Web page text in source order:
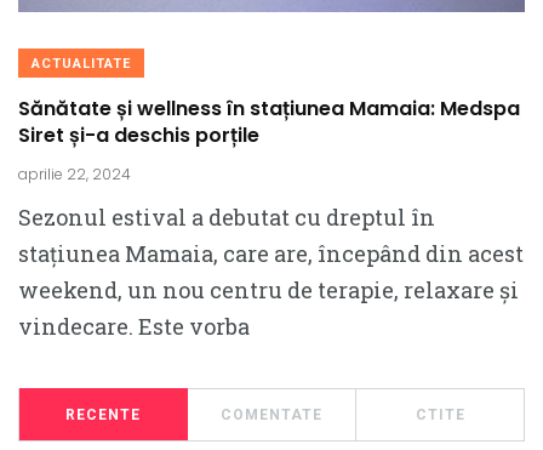
ACTUALITATE
Sănătate și wellness în stațiunea Mamaia: Medspa
Siret și-a deschis porțile
aprilie 22, 2024
Sezonul estival a debutat cu dreptul în
stațiunea Mamaia, care are, începând din acest
weekend, un nou centru de terapie, relaxare și
vindecare. Este vorba
RECENTE COMENTATE CTITE